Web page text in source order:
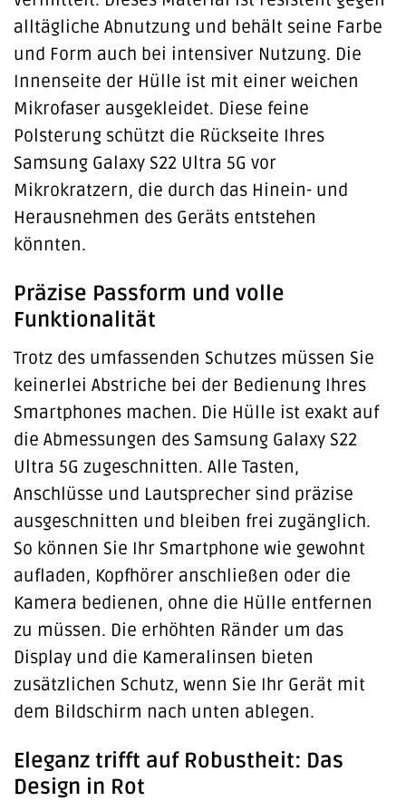
alltägliche Abnutzung und behält seine Farbe
und Form auch bei intensiver Nutzung. Die
Innenseite der Hülle ist mit einer weichen
Mikrofaser ausgekleidet. Diese feine
Polsterung schützt die Rückseite Ihres
Samsung Galaxy S22 Ultra 5G vor
Mikrokratzern, die durch das Hinein- und
Herausnehmen des Geräts entstehen
könnten.
Präzise Passform und volle
Funktionalität
Trotz des umfassenden Schutzes müssen Sie
keinerlei Abstriche bei der Bedienung Ihres
Smartphones machen. Die Hülle ist exakt auf
die Abmessungen des Samsung Galaxy S22
Ultra 5G zugeschnitten. Alle Tasten,
Anschlüsse und Lautsprecher sind präzise
ausgeschnitten und bleiben frei zugänglich.
So können Sie Ihr Smartphone wie gewohnt
aufladen, Kopfhörer anschließen oder die
Kamera bedienen, ohne die Hülle entfernen
zu müssen. Die erhöhten Ränder um das
Display und die Kameralinsen bieten
zusätzlichen Schutz, wenn Sie Ihr Gerät mit
dem Bildschirm nach unten ablegen.
Eleganz trifft auf Robustheit: Das
Design in Rot